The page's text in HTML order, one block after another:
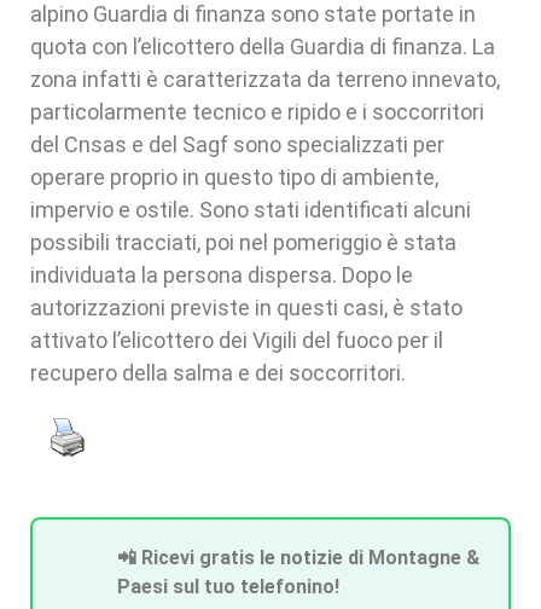
alpino Guardia di finanza sono state portate in
quota con l’elicottero della Guardia di finanza. La
zona infatti è caratterizzata da terreno innevato,
particolarmente tecnico e ripido e i soccorritori
del Cnsas e del Sagf sono specializzati per
operare proprio in questo tipo di ambiente,
impervio e ostile. Sono stati identificati alcuni
possibili tracciati, poi nel pomeriggio è stata
individuata la persona dispersa. Dopo le
autorizzazioni previste in questi casi, è stato
attivato l’elicottero dei Vigili del fuoco per il
recupero della salma e dei soccorritori.
📲 Ricevi gratis le notizie di Montagne &
Paesi sul tuo telefonino!